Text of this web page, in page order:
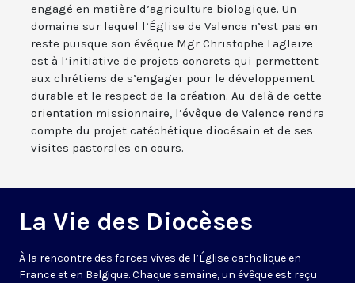
engagé en matière d’agriculture biologique. Un
domaine sur lequel l’Église de Valence n’est pas en
reste puisque son évêque Mgr Christophe Lagleize
est à l’initiative de projets concrets qui permettent
aux chrétiens de s’engager pour le développement
durable et le respect de la création. Au-delà de cette
orientation missionnaire, l’évêque de Valence rendra
compte du projet catéchétique diocésain et de ses
visites pastorales en cours.
La Vie des Diocèses
À la rencontre des forces vives de l’Église catholique en
France et en Belgique. Chaque semaine, un évêque est reçu